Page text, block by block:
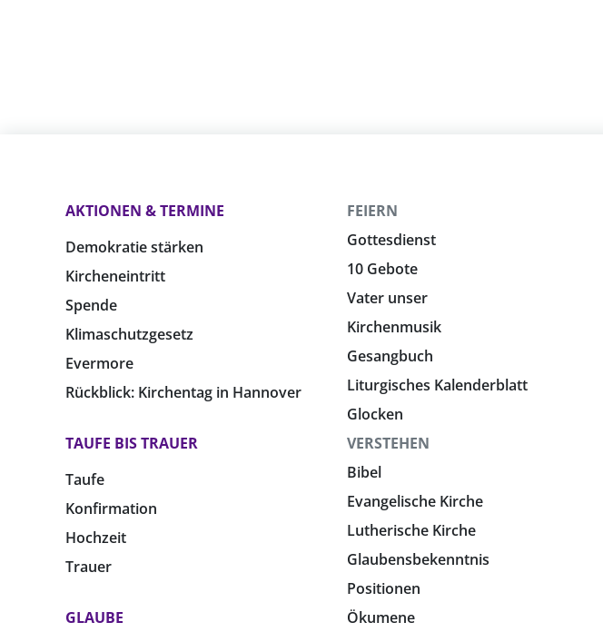
AKTIONEN & TERMINE
Demokratie stärken
Kircheneintritt
Spende
Klimaschutzgesetz
Evermore
Rückblick: Kirchentag in Hannover
TAUFE BIS TRAUER
Taufe
Konfirmation
Hochzeit
Trauer
GLAUBE
FEIERN
Gottesdienst
10 Gebote
Vater unser
Kirchenmusik
Gesangbuch
Liturgisches Kalenderblatt
Glocken
VERSTEHEN
Bibel
Evangelische Kirche
Lutherische Kirche
Glaubensbekenntnis
Positionen
Ökumene